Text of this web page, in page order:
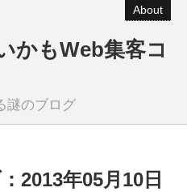
About
かもWeb集客コ
謎のブログ
2013年05月10日